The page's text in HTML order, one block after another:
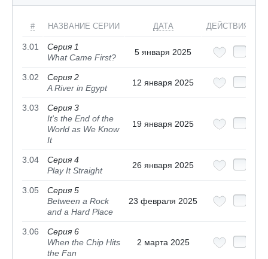
# НАЗВАНИЕ СЕРИИ ДАТА ДЕЙСТВИЯ
3.01
Серия 1
What Came First?
5 января 2025
3.02
Серия 2
A River in Egypt
12 января 2025
3.03
Серия 3
It's the End of the
World as We Know
It
19 января 2025
3.04
Серия 4
Play It Straight
26 января 2025
3.05
Серия 5
Between a Rock
and a Hard Place
23 февраля 2025
3.06
Серия 6
When the Chip Hits
the Fan
2 марта 2025